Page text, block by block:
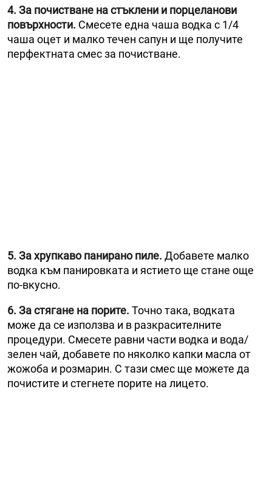
4. За почистване на стъклени и порцеланови
повърхности. Смесете една чаша водка с 1/4
чаша оцет и малко течен сапун и ще получите
перфектната смес за почистване.
5. За хрупкаво панирано пиле. Добавете малко
водка към панировката и ястието ще стане още
по-вкусно.
6. За стягане на порите. Точно така, водката
може да се използва и в разкрасителните
процедури. Смесете равни части водка и вода/
зелен чай, добавете по няколко капки масла от
жожоба и розмарин. С тази смес ще можете да
почистите и стегнете порите на лицето.